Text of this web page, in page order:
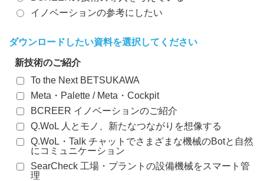
イノベーションの参考にしたい
ダウンロードしたい資料を選択してください
新技術のご紹介
To the Next BETSUKAWA
Meta・Palette / Meta・Cockpit
BCREER イノベーションのご紹介
Q.WoL 人とモノ、新たなつながりを想像する
Q.WoL・Talk チャットでさまざまな機械のBotと自然
にコミュニケーション
SearCheck 工場・プラントの設備機械をスマート管
理